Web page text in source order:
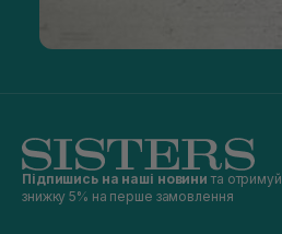
Підпишись на наші новини та отримуй
знижку 5% на перше замовлення